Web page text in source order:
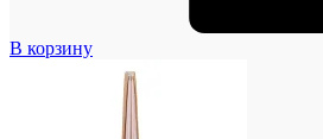
В корзину